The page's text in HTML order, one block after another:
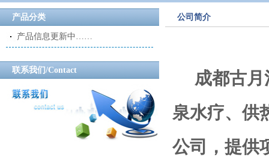
产品分类
产品信息更新中……
联系我们/Contact
公司简介
成都古
泉水疗、供
公司，提供